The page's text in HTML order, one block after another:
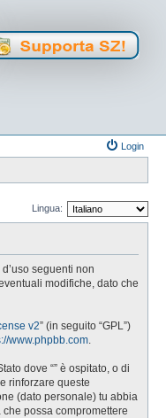
avanzata
Login
Lingua:
seguenti non
modifiche, dato che
v2” (in seguito “GPL”)
www.phpbb.com
dove “” è ospitato, o di
rinforzare queste
(dato personale) tu abbia
possa compromettere